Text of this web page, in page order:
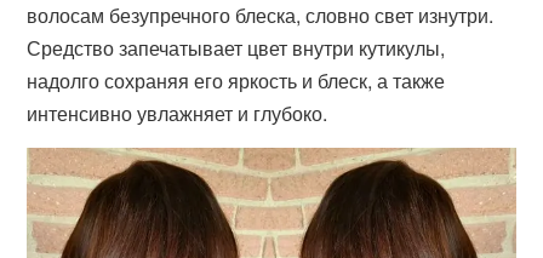
волосам безупречного блеска, словно свет изнутри.
Средство запечатывает цвет внутри кутикулы,
надолго сохраняя его яркость и блеск, а также
интенсивно увлажняет и глубоко.